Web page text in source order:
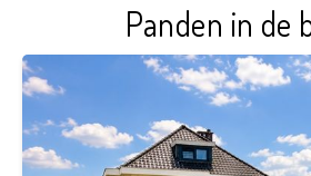
Panden in de